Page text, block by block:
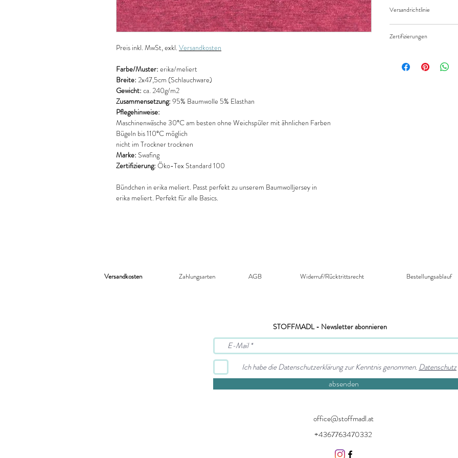
Preis inkl. MwSt, exkl. Versandkosten
Farbe/Muster: erika/meliert
Breite: 2x47,5cm (Schlauchware)
Gewicht: ca. 240g/m2
Zusammensetzung: 95% Baumwolle 5% Elasthan
Pflegehinweise:
Maschinenwäsche 30°C am besten ohne Weichspüler mit ähnlichen Farben
Bügeln bis 110°C möglich
nicht im Trockner trocknen
Marke: Swafing
Zertifizierung: Öko-Tex Standard 100
Bündchen in erika meliert. Passt perfekt zu unserem Baumwolljersey in
erika meliert. Perfekt für alle Basics.
eingeben.
Versandrichtlinie
Zertifizierungen
Versandkosten Zahlungsarten AGB Widerruf/Rücktrittsrecht​ Bestellungsablauf
STOFFMADL - Newsletter abonnieren
Ich habe die Datenschutzerklärung zur Kenntnis genommen.Datenschutz
absenden
office@stoffmadl.at
+4367763470332